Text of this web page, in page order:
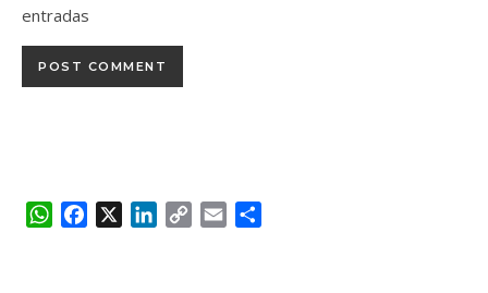
entradas
WhatsApp
Facebook LinkedIn
Copy
Email